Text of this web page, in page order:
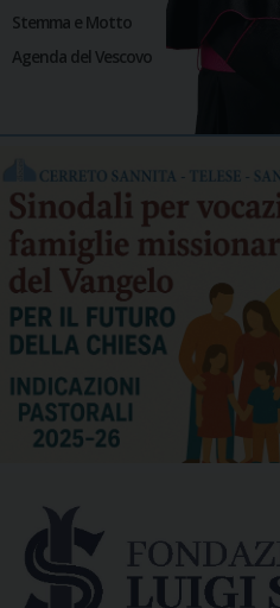
Stemma e Motto
Agenda del Vescovo